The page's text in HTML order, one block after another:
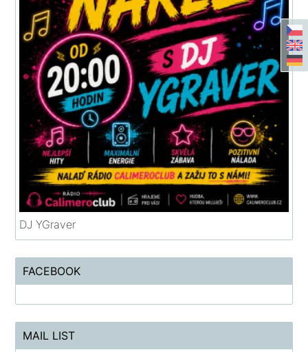
DJ YGraver
FACEBOOK
MAIL LIST